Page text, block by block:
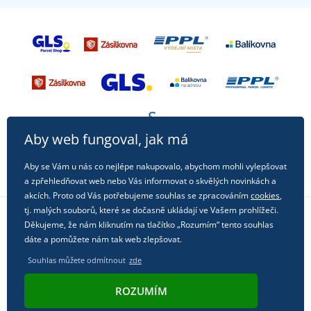
Sledujte nás na sociálních sítích
Aby web fungoval, jak má
Aby se Vám u nás co nejlépe nakupovalo, abychom mohli vylepšovat
a zpřehledňovat web nebo Vás informovat o skvělých novinkách a
akcích. Proto od Vás potřebujeme souhlas se zpracovánímcookies,
tj. malých souborů, které se dočasně ukládají ve Vašem prohlížeči.
Děkujeme, že nám kliknutím na tlačítko „Rozumím“ tento souhlas
dáte a pomůžete nám tak web zlepšovat.
Souhlas můžete odmítnout zde
ROZUMÍM